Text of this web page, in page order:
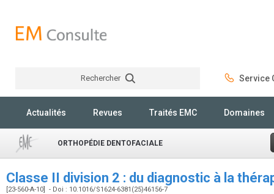
Rechercher Service
Actualités Revues Traités EMC Domaines
ORTHOPÉDIE DENTOFACIALE
Classe II division 2 : du diagnostic à la
[23-560-A-10] - Doi : 10.1016/S1624-6381(25)46156-7